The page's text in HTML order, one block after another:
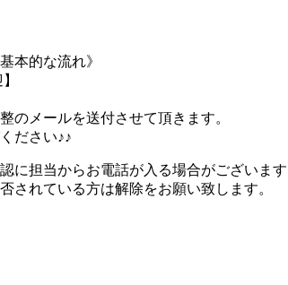
本的な流れ》
のメールを送付させて頂きます。
ださい♪♪
に担当からお電話が入る場合がございます
されている方は解除をお願い致します。